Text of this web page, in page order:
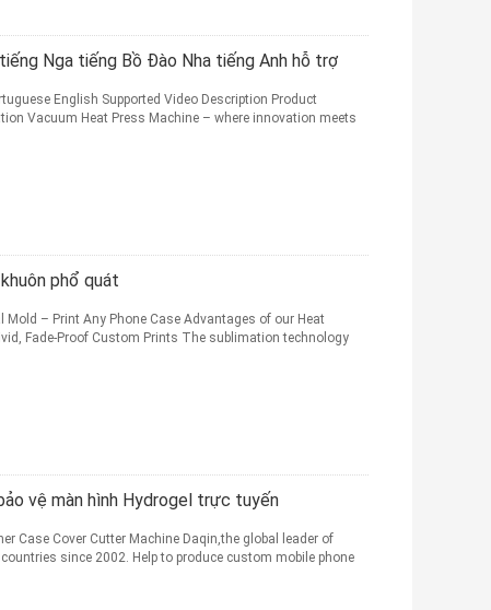
Nga tiếng Bồ Đào Nha tiếng Anh hỗ trợ
English Supported Video Description Product
Vacuum Heat Press Machine – where innovation meets
phổ quát
– Print Any Phone Case Advantages of our Heat
Fade-Proof Custom Prints The sublimation technology
vệ màn hình Hydrogel trực tuyến
Case Cover Cutter Machine Daqin,the global leader of
since 2002. Help to produce custom mobile phone